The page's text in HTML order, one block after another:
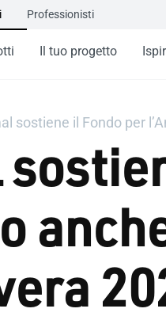
Professionisti
Il tuo progetto
sostiene il Fondo per